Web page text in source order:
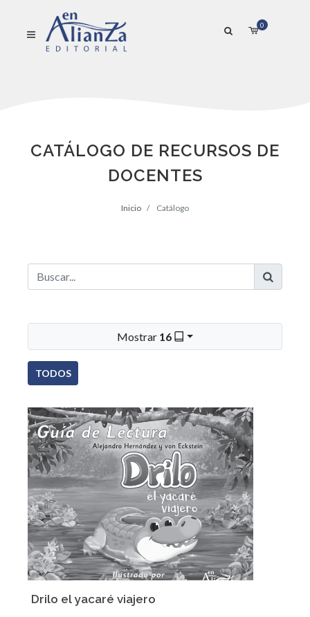
0
CATÁLOGO DE RECURSOS DE
DOCENTES
Inicio Catálogo
Mostrar 16
TODOS
Drilo el yacaré viajero